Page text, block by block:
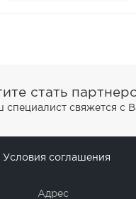
стать
специалист свяжется с
Условия соглашения
Адрес